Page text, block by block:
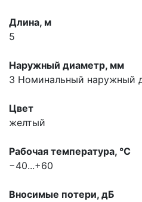
Длина, м
5
Наружный диаметр, мм
3 Номинальный наружный
Цвет
желтый
Рабочая температура, °С
−40...+60
Вносимые потери, дБ